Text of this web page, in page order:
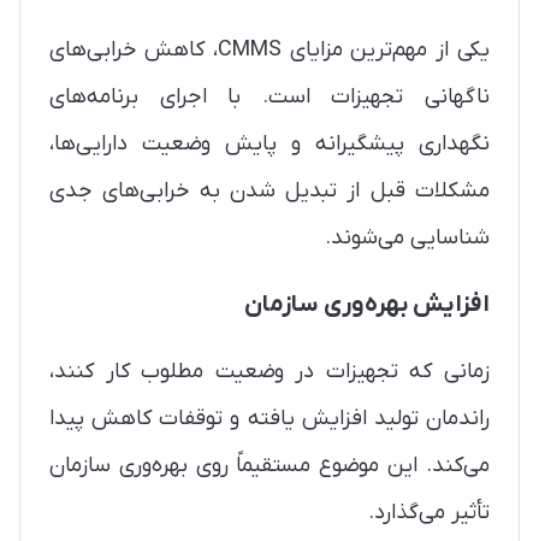
یکی از مهم‌ترین مزایای CMMS، کاهش خرابی‌های
ناگهانی تجهیزات است. با اجرای برنامه‌های
نگهداری پیشگیرانه و پایش وضعیت دارایی‌ها،
مشکلات قبل از تبدیل شدن به خرابی‌های جدی
شناسایی می‌شوند.
افزایش بهره‌وری سازمان
زمانی که تجهیزات در وضعیت مطلوب کار کنند،
راندمان تولید افزایش یافته و توقفات کاهش پیدا
می‌کند. این موضوع مستقیماً روی بهره‌وری سازمان
تأثیر می‌گذارد.